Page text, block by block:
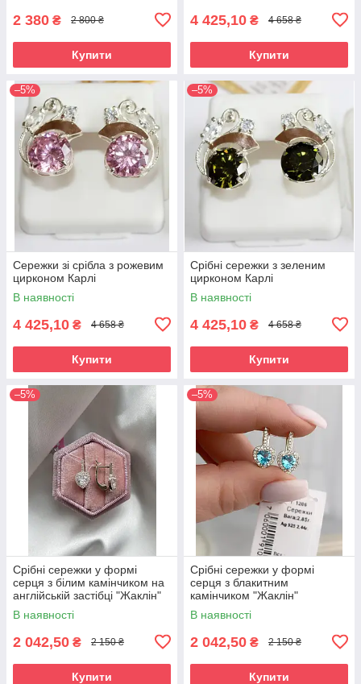
2 380 ₴ 2 800 ₴
Купити
4 425,10 ₴ 4 658 ₴
Купити
–5%
Сережки зі срібла з рожевим
цирконом Карлі
В наявності
4 425,10 ₴ 4 658 ₴
Купити
–5%
Срібні сережки з зеленим
цирконом Карлі
В наявності
4 425,10 ₴ 4 658 ₴
Купити
–5%
Срібні сережки у формі
серця з білим камінчиком на
англійській застібці "Жаклін"
В наявності
2 042,50 ₴ 2 150 ₴
Купити
–5%
Срібні сережки у формі
серця з блакитним
камінчиком "Жаклін"
В наявності
2 042,50 ₴ 2 150 ₴
Купити